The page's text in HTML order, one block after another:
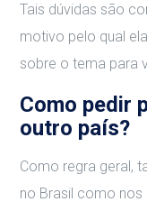
Tais dúvidas são
motivo pelo qual
sobre o tema para
Como pedir
outro país?
Como regra geral,
no Brasil como